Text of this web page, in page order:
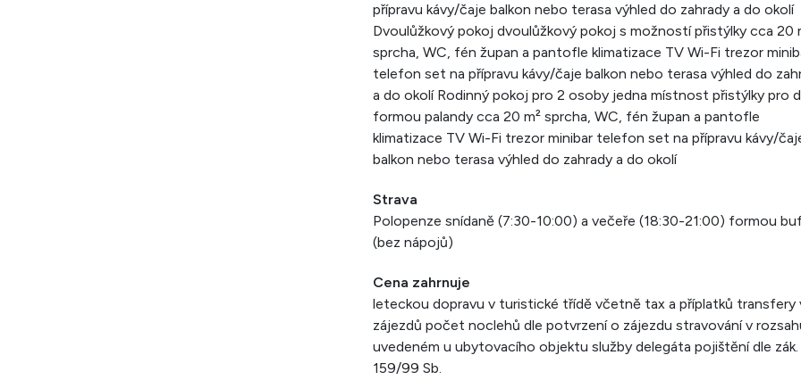
přípravu kávy/čaje balkon nebo terasa výhled do zahrady a do okolí
Dvoulůžkový pokoj dvoulůžkový pokoj s možností přistýlky cca 20
sprcha, WC, fén župan a pantofle klimatizace TV Wi-Fi trezor
telefon set na přípravu kávy/čaje balkon nebo terasa výhled do
a do okolí Rodinný pokoj pro 2 osoby jedna místnost přistýlky pro
formou palandy cca 20 m² sprcha, WC, fén župan a pantofle
klimatizace TV Wi-Fi trezor minibar telefon set na přípravu kávy/
balkon nebo terasa výhled do zahrady a do okolí
Strava
Polopenze snídaně (7:30-10:00) a večeře (18:30-21:00) formou
(bez nápojů)
Cena zahrnuje
leteckou dopravu v turistické třídě včetně tax a příplatků transfery
zájezdů počet noclehů dle potvrzení o zájezdu stravování v
uvedeném u ubytovacího objektu služby delegáta pojištění dle zák.
159/99 Sb.